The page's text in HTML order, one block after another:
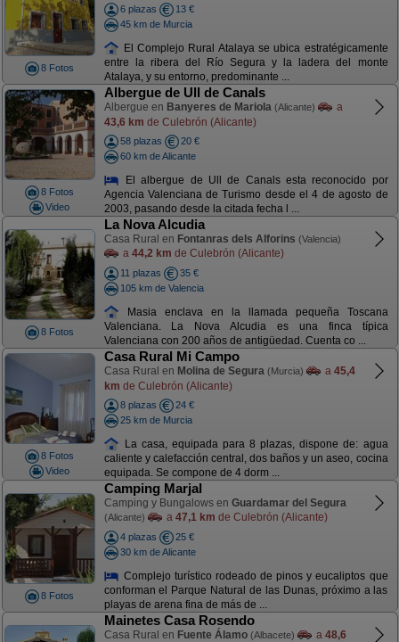
8 Fotos
6 plazas
13 €
45 km de Murcia
El Complejo Rural Atalaya se ubica estratégicamente
entre la ribera del Río Segura y la ladera del monte
Atalaya, y su entorno, predominante ...
8 Fotos
Video
Albergue de Ull de Canals
Albergue en Banyeres de Mariola (Alicante)
a
43,6 km de Culebrón (Alicante)
58 plazas
20 €
60 km de Alicante
El albergue de Ull de Canals esta reconocido por
Agencia Valenciana de Turismo desde el 4 de agosto de
2003, pasando desde la citada fecha l ...
8 Fotos
La Nova Alcudia
Casa Rural en Fontanras dels Alforins (Valencia)
a 44,2 km de Culebrón (Alicante)
11 plazas
35 €
105 km de Valencia
Masia enclava en la llamada pequeña Toscana
Valenciana. La Nova Alcudia es una finca típica
Valenciana con 200 años de antigüedad. Cuenta co ...
8 Fotos
Video
Casa Rural Mi Campo
Casa Rural en Molina de Segura (Murcia) a 45,4
km de Culebrón (Alicante)
8 plazas
24 €
25 km de Murcia
La casa, equipada para 8 plazas, dispone de: agua
caliente y calefacción central, dos baños y un aseo, cocina
equipada. Se compone de 4 dorm ...
8 Fotos
Camping Marjal
Camping y Bungalows en Guardamar del Segura
(Alicante) a 47,1 km de Culebrón (Alicante)
4 plazas
25 €
30 km de Alicante
Complejo turístico rodeado de pinos y eucaliptos que
conforman el Parque Natural de las Dunas, próximo a las
playas de arena fina de más de ...
Mainetes Casa Rosendo
Casa Rural en Fuente Álamo (Albacete) a 48,6